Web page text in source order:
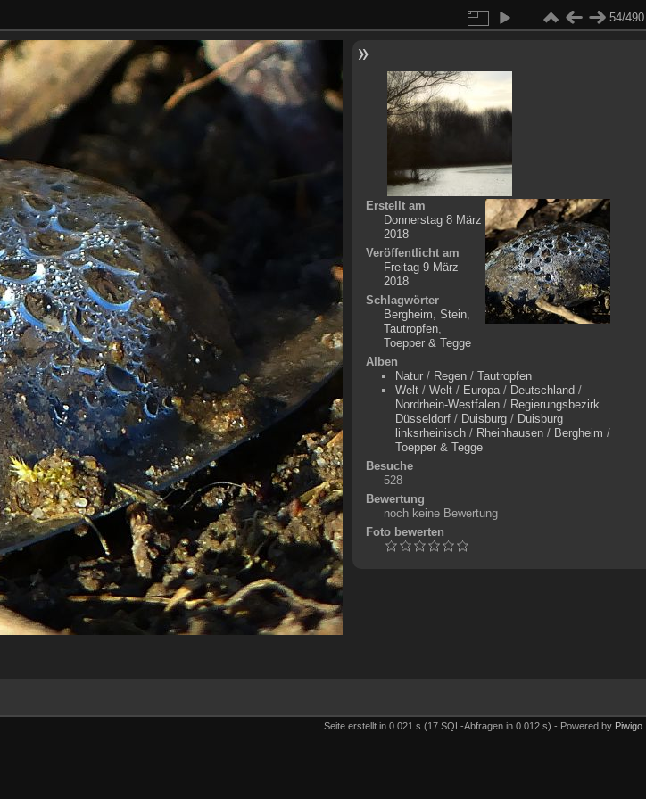
54/490
Erstellt am
Donnerstag 8 März
2018
Veröffentlicht am
Freitag 9 März
2018
Schlagwörter
Bergheim, Stein,
Tautropfen,
Toepper & Tegge
Alben
Natur/ Regen/ Tautropfen
Welt/ Welt/ Europa/ Deutschland /
Nordrhein-Westfalen/ Regierungsbezirk
Düsseldorf/ Duisburg/ Duisburg
linksrheinisch/ Rheinhausen/ Bergheim /
Toepper & Tegge
Besuche
528
Bewertung
noch keine Bewertung
Foto bewerten
Seite erstellt in 0.021 s (17 SQL-Abfragen in 0.012 s) - Powered by Piwigo